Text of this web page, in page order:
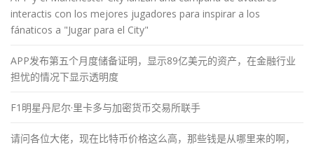
interactis con los mejores jugadores para inspirar a los
fánaticos a "Jugar para el City"
APP发布第五个月度储备证明，显示89亿美元的资产，在金融行业
担忧的情况下显示透明度
F1明星丹尼尔·里卡多与加密货币交易所联手
请问各位大佬，现在比特币价格这么高，那些钱是从哪里来的啊，